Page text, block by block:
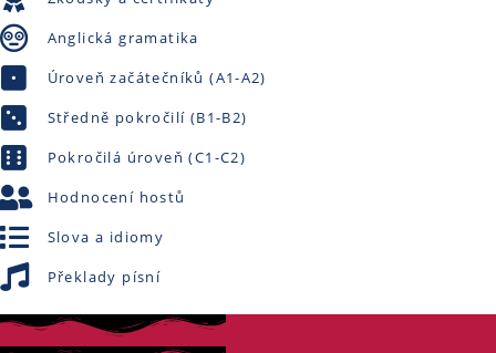
Anglická gramatika
Úroveň začátečníků (A1-A2)
Středně pokročilí (B1-B2)
Pokročilá úroveň (C1-C2)
Hodnocení hostů
Slova a idiomy
Překlady písní